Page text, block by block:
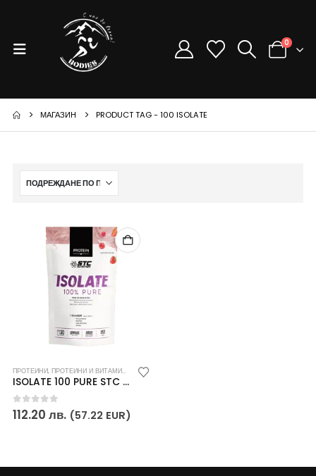
0
МАГАЗИН PRODUCT TAG -100 ISOLATE
ПРОТЕИНИ, ПРОТЕИНИ И ВИТАМИНИ СПОРТНИ ПОСТИЖЕНИЯ
ISOLATE 100 PURE STC Nutrition
0out of 5
112.20 лв. (57.22 EUR)